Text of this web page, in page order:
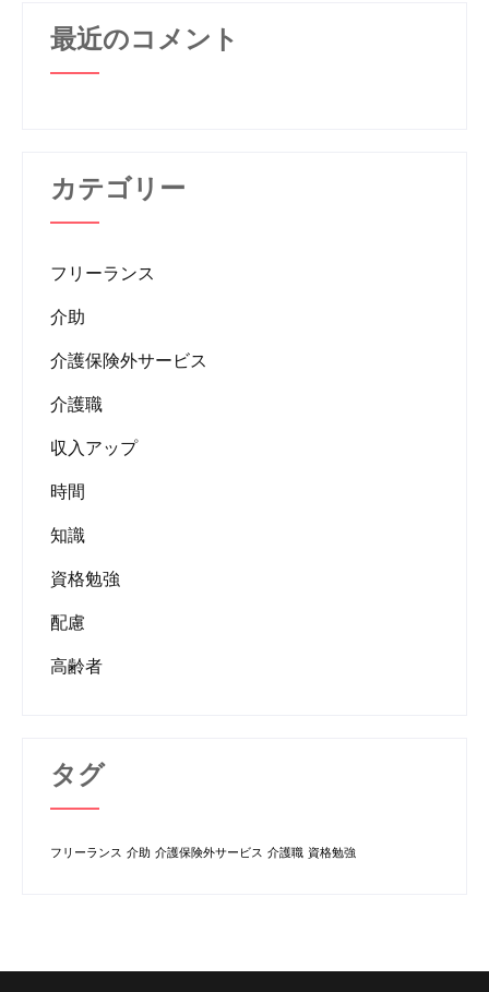
最近のコメント
カテゴリー
フリーランス
介助
介護保険外サービス
介護職
収入アップ
時間
知識
資格勉強
配慮
高齢者
タグ
フリーランス 介助 介護保険外サービス 介護職 資格勉強